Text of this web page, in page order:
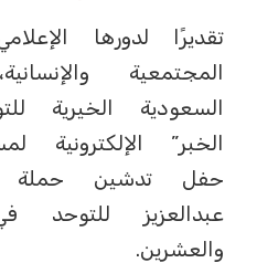
تقديرًا لدورها
المجتمعية
السعودية الخيرية
الخبر” الإلكترونية
حفل تدشين حملة
عبدالعزيز للتوحد
والعشرين.